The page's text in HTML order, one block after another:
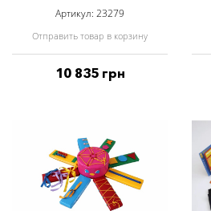
Артикул: 23279
Отправить товар в корзину
10 835 грн